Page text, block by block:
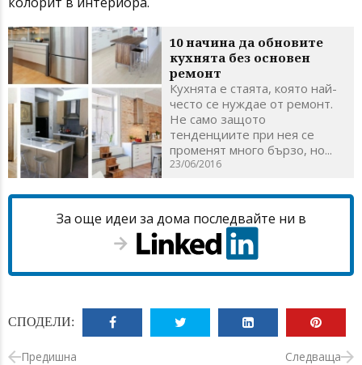
10 начина да обновите
кухнята без основен
ремонт
Кухнята е стаята, която най-
често се нуждае от ремонт.
Не само защото
тенденциите при нея се
променят много бързо, но...
23/06/2016
За още идеи за дома последвайте ни в
СПОДЕЛИ:
Предишна Следваща